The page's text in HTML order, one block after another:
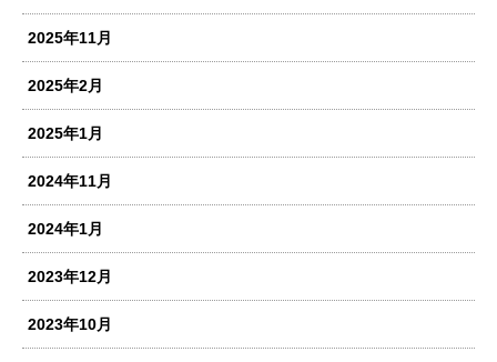
2025年11月
2025年2月
2025年1月
2024年11月
2024年1月
2023年12月
2023年10月